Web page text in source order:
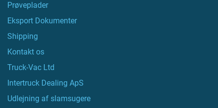
Prøveplader
Eksport Dokumenter
Shipping
Kontakt os
Truck-Vac Ltd
Intertruck Dealing ApS
Udlejning af slamsugere